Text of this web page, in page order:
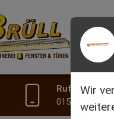
Rufen Sie
0151 50 60 35
Wir